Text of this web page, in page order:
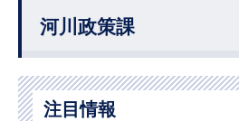
河川政策課
注目情報